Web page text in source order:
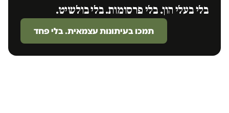
בלי בעלי הון. בלי פרסומות. בלי בולשיט.
תמכו בעיתונות עצמאית. בלי פחד